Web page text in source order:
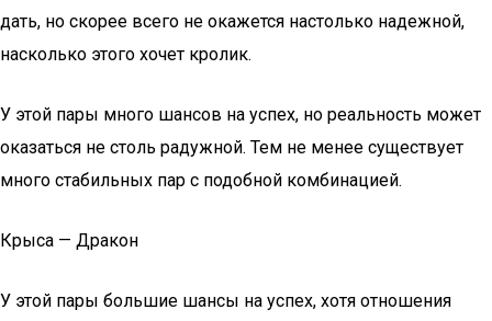
дать, но скорее всего не окажется настолько надежной,
насколько этого хочет кролик.
У этой пары много шансов на успех, но реальность может
оказаться не столь радужной. Тем не менее существует
много стабильных пар с подобной комбинацией.
Крыса — Дракон
У этой пары большие шансы на успех, хотя отношения